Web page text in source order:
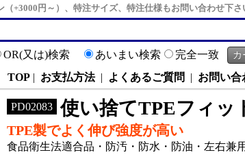
+3000円～）、特注サイズ、特注仕様もお問い合わせ下
OR(又は)検索 あいまい検索
完全一致
TOP | お支払方法 | よくあるご質問 | お問い合
PD02083 使い捨てTPEフィッ
TPE製でよく伸び強度が高い
食品衛生法適合品・防汚・防水・防油・左右兼